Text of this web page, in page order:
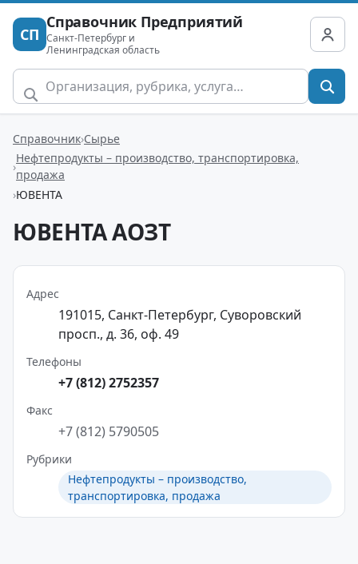
СП
Справочник Предприятий
Санкт-Петербург и
Ленинградская область
Справочник Сырье
Нефтепродукты – производство, транспортировка,
продажа
ЮВЕНТА
ЮВЕНТА АОЗТ
Адрес
191015, Санкт-Петербург, Суворовский
просп., д. 36, оф. 49
Телефоны
+7 (812) 2752357
Факс
+7 (812) 5790505
Рубрики
Нефтепродукты – производство,
транспортировка, продажа